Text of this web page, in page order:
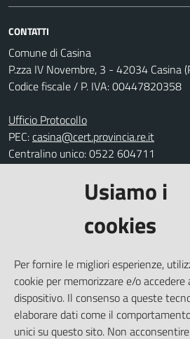
Usiamo i
cookies
Per fornire le migliori esperienze,
cookie per memorizzare e/o
dispositivo. Il consenso a queste
elaborare dati come il
unici su questo sito. Non
CONTATTI
Comune di Casina
P.zza IV Novembre, 3 - 42034 Casina
Codice fiscale / P. IVA: 00447820358
Ufficio Protocollo
PEC:casina@cert.provincia.re.it
Centralino unico: 0522 604711
Segnalazione disservizio
Amministrazione trasparente
Informativa privacy
Note legali